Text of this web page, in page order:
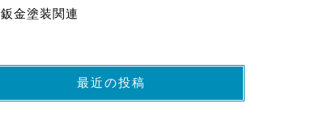
鈑金塗装関連
最近の投稿